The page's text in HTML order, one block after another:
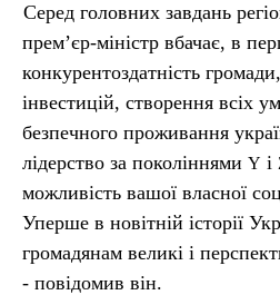
Серед головних завдань
прем’єр-міністр вбачає, в
конкурентоздатність
інвестицій, створення всіх
безпечного проживання
лідерство за поколіннями Y і
можливість вашої власної
Уперше в новітній історії
громадянам великі і
- повідомив він.